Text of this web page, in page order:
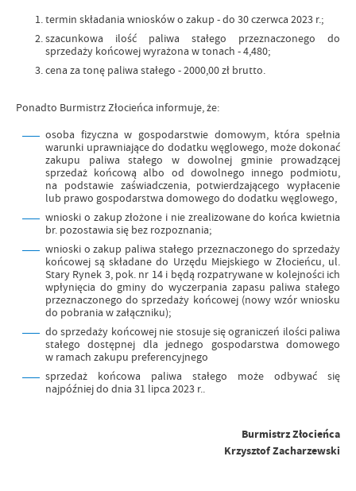
termin składania wniosków o zakup - do 30 czerwca 2023 r.;
szacunkowa ilość paliwa stałego przeznaczonego do
sprzedaży końcowej wyrażona w tonach - 4,480;
cena za tonę paliwa stałego - 2000,00 zł brutto.
Ponadto Burmistrz Złocieńca informuje, że:
osoba fizyczna w gospodarstwie domowym, która spełnia
warunki uprawniające do dodatku węglowego, może dokonać
zakupu paliwa stałego w dowolnej gminie prowadzącej
sprzedaż końcową albo od dowolnego innego podmiotu,
na podstawie zaświadczenia, potwierdzającego wypłacenie
lub prawo gospodarstwa domowego do dodatku węglowego,
wnioski o zakup złożone i nie zrealizowane do końca kwietnia
br. pozostawia się bez rozpoznania;
wnioski o zakup paliwa stałego przeznaczonego do sprzedaży
końcowej są składane do Urzędu Miejskiego w Złocieńcu, ul.
Stary Rynek 3, pok. nr 14 i będą rozpatrywane w kolejności ich
wpłynięcia do gminy do wyczerpania zapasu paliwa stałego
przeznaczonego do sprzedaży końcowej (nowy wzór wniosku
do pobrania w załączniku);
do sprzedaży końcowej nie stosuje się ograniczeń ilości paliwa
stałego dostępnej dla jednego gospodarstwa domowego
w ramach zakupu preferencyjnego
sprzedaż końcowa paliwa stałego może odbywać się
najpóźniej do dnia 31 lipca 2023 r..
Burmistrz Złocieńca
Krzysztof Zacharzewski